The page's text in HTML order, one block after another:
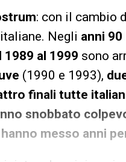
: con il cambio
Negli anni 90
1989 al 1999 sono
(1990 e 1993),
finali tutte
snobbato
messo anni